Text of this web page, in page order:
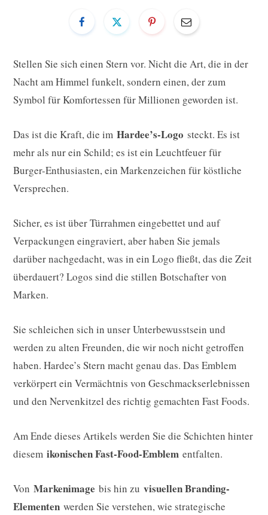
Stellen Sie sich einen Stern vor. Nicht die Art, die in der
Nacht am Himmel funkelt, sondern einen, der zum
Symbol für Komfortessen für Millionen geworden ist.
Das ist die Kraft, die im Hardee’s-Logo steckt. Es ist
mehr als nur ein Schild; es ist ein Leuchtfeuer für
Burger-Enthusiasten, ein Markenzeichen für köstliche
Versprechen.
Sicher, es ist über Türrahmen eingebettet und auf
Verpackungen eingraviert, aber haben Sie jemals
darüber nachgedacht, was in ein Logo fließt, das die Zeit
überdauert? Logos sind die stillen Botschafter von
Marken.
Sie schleichen sich in unser Unterbewusstsein und
werden zu alten Freunden, die wir noch nicht getroffen
haben. Hardee’s Stern macht genau das. Das Emblem
verkörpert ein Vermächtnis von Geschmackserlebnissen
und den Nervenkitzel des richtig gemachten Fast Foods.
Am Ende dieses Artikels werden Sie die Schichten hinter
diesem ikonischen Fast-Food-Emblem entfalten.
Von Markenimage bis hin zu visuellen Branding-
Elementen werden Sie verstehen, wie strategische